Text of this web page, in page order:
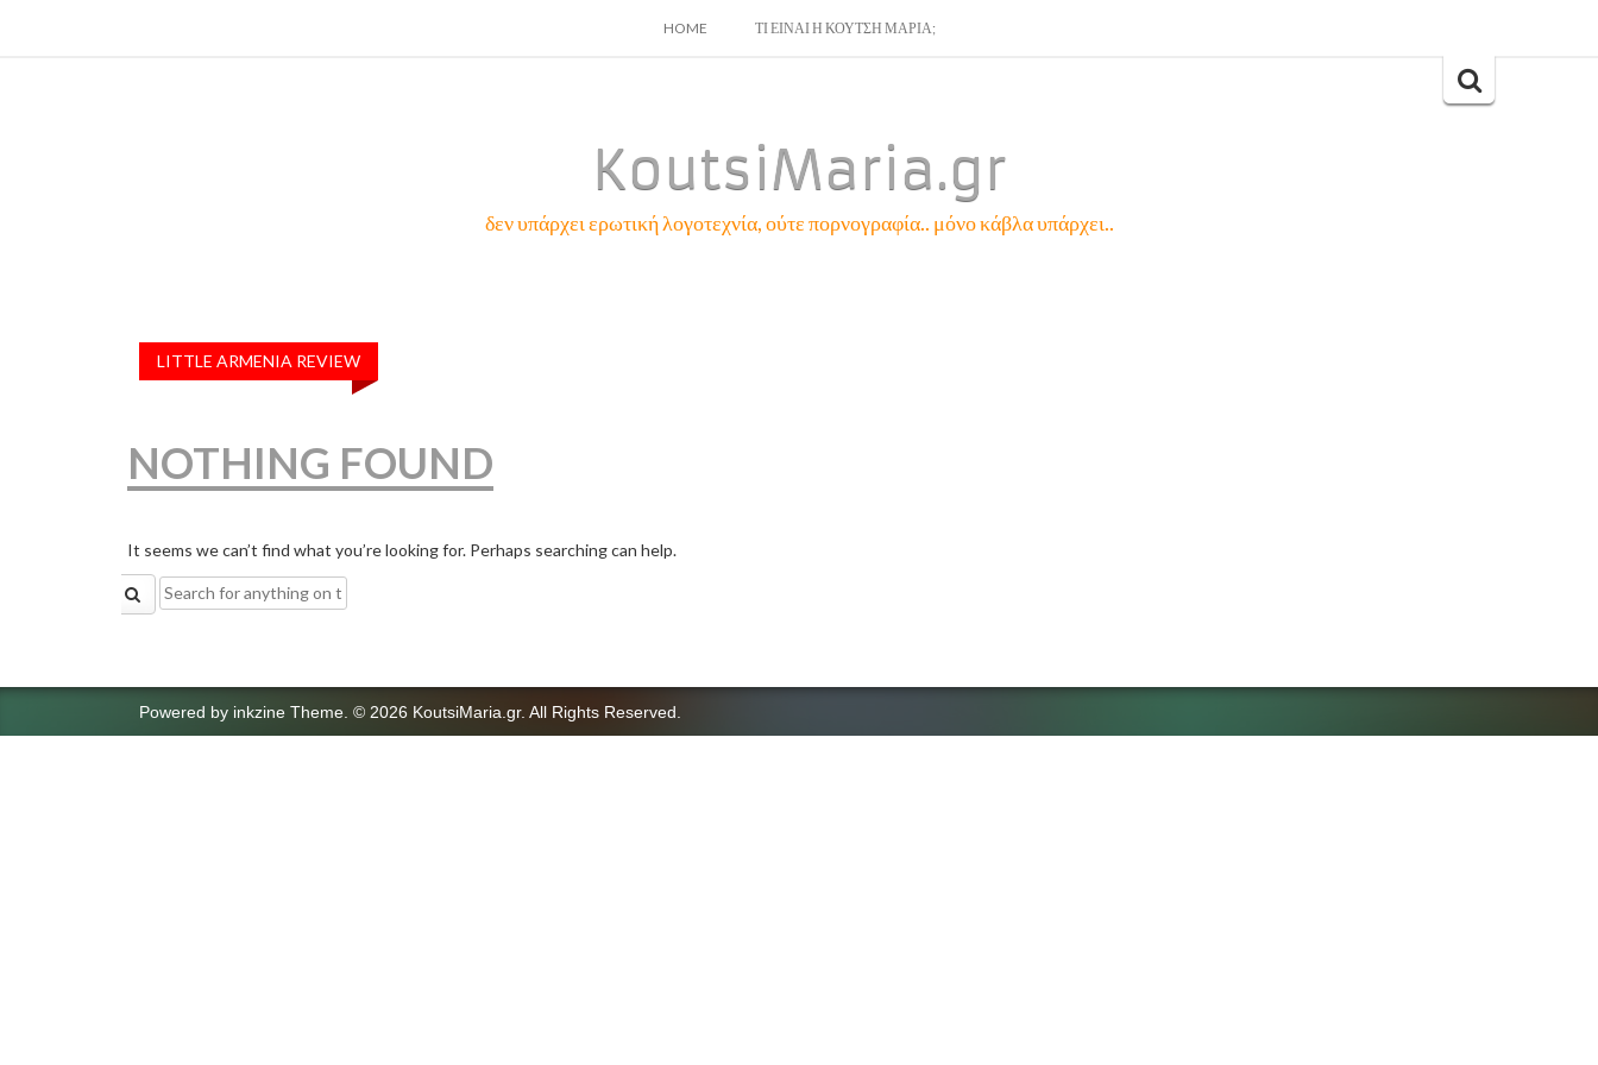
SKIP
HOME ΤΙ ΕΙΝΑΙ Η ΚΟΥΤΣΗ ΜΑΡΙΑ;
Search
KoutsiMaria.gr
δεν υπάρχει ερωτική λογοτεχνία, ούτε πορνογραφία.. μόνο κάβλα υπάρχει..
LITTLE ARMENIA REVIEW
NOTHING FOUND
It seems we can’t find what you’re looking for. Perhaps searching can help.
Search
for:
Powered by inkzine Theme © 2026 KoutsiMaria.gr. All Rights Reserved.